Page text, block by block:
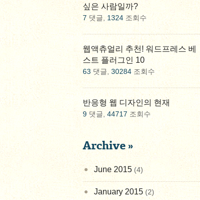
싶은 사람일까?
7댓글, 1324 조회수
웹액츄얼리 추천! 워드프레스 베
스트 플러그인 10
63 댓글, 30284 조회수
반응형 웹 디자인의 현재
9 댓글, 44717 조회수
Archive »
June 2015 (4)
January 2015 (2)